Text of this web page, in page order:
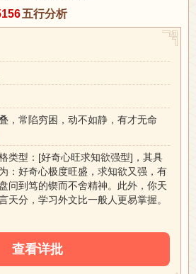
五行分析
，常陷穷困，动不如静，有才无命
类型：[好奇心旺求知欲强型]，其具
：好奇心极度旺盛，求知欲又强，有
问到笃的锲而不舍精神。此外，你天
天分，学习外文比一般人更易掌握。
查看详批